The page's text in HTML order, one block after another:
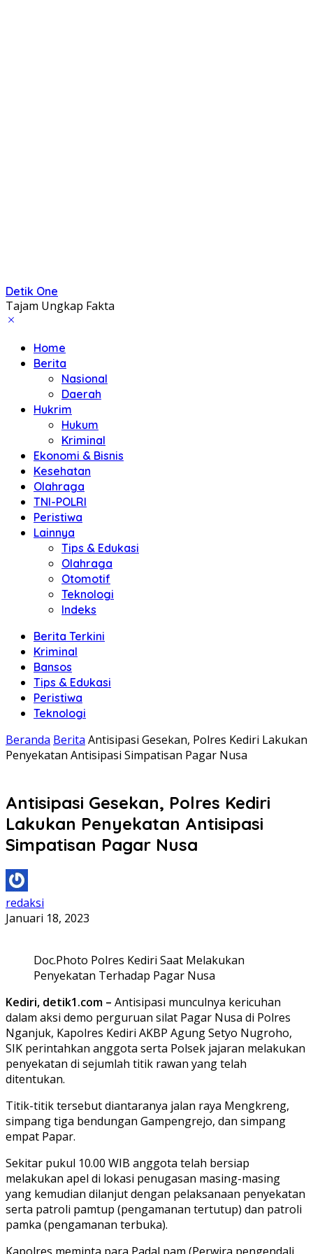
Detik One
Tajam Ungkap Fakta
Home
Berita
Nasional
Daerah
Hukrim
Hukum
Kriminal
Ekonomi & Bisnis
Kesehatan
Olahraga
TNI-POLRI
Peristiwa
Lainnya
Tips & Edukasi
Olahraga
Otomotif
Teknologi
Indeks
Berita Terkini
Kriminal
Bansos
Tips & Edukasi
Peristiwa
Teknologi
Beranda Berita Antisipasi Gesekan, Polres Kediri Lakukan
Penyekatan Antisipasi Simpatisan Pagar Nusa
Antisipasi Gesekan, Polres Kediri
Lakukan Penyekatan Antisipasi
Simpatisan Pagar Nusa
redaksi
Januari 18, 2023
Doc.Photo Polres Kediri Saat Melakukan
Penyekatan Terhadap Pagar Nusa
Kediri, detik1.com – Antisipasi munculnya kericuhan
dalam aksi demo perguruan silat Pagar Nusa di Polres
Nganjuk, Kapolres Kediri AKBP Agung Setyo Nugroho,
SIK perintahkan anggota serta Polsek jajaran melakukan
penyekatan di sejumlah titik rawan yang telah
ditentukan.
Titik-titik tersebut diantaranya jalan raya Mengkreng,
simpang tiga bendungan Gampengrejo, dan simpang
empat Papar.
Sekitar pukul 10.00 WIB anggota telah bersiap
melakukan apel di lokasi penugasan masing-masing
yang kemudian dilanjut dengan pelaksanaan penyekatan
serta patroli pamtup (pengamanan tertutup) dan patroli
pamka (pengamanan terbuka).